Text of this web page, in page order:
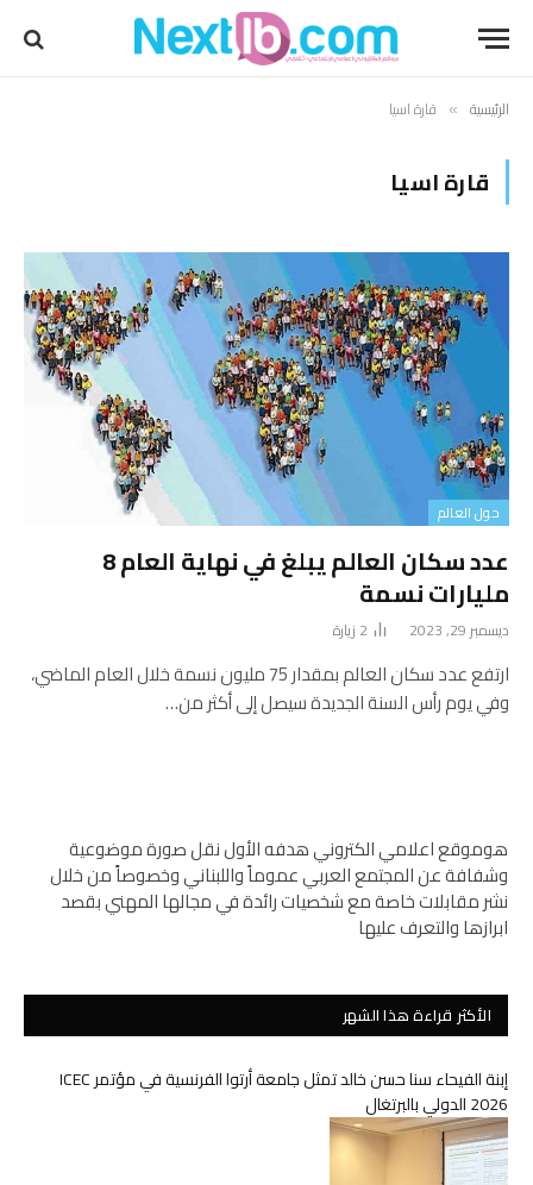
الرئيسية » قارة اسيا
قارة اسيا
حول العالم
عدد سكان العالم يبلغ في نهاية العام 8
مليارات نسمة
ديسمبر 29, 2023 2 زيارة
ارتفع عدد سكان العالم بمقدار 75 مليون نسمة خلال العام الماضي،
وفي يوم رأس السنة الجديدة سيصل إلى أكثر من…
هوموقع اعلامي الكتروني هدفه الأول نقل صورة موضوعية
وشفافة عن المجتمع العربي عموماً واللبناني وخصوصاً من خلال
نشر مقابلات خاصة مع شخصيات رائدة في مجالها المهني بقصد
ابرازها والتعرف عليها
الأكثر قراءة هذا الشهر
إبنة الفيحاء سنا حسن خالد تمثل جامعة أرتوا الفرنسية في مؤتمر ICEC
2026 الدولي بالبرتغال